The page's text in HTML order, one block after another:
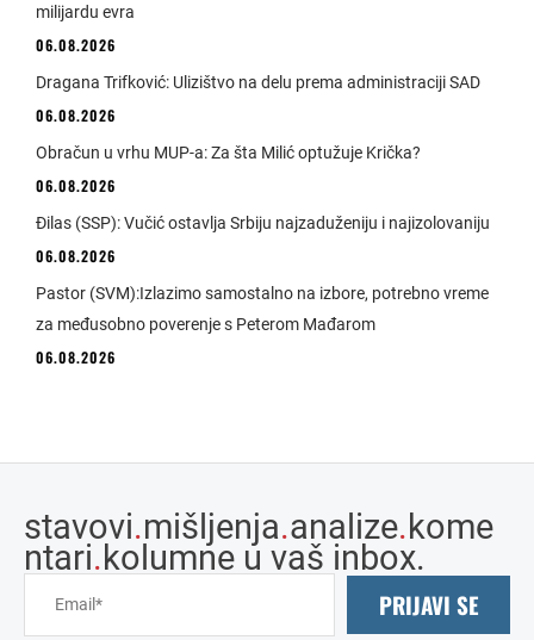
milijardu evra
06.08.2026
Dragana Trifković: Ulizištvo na delu prema administraciji SAD
06.08.2026
Obračun u vrhu MUP-a: Za šta Milić optužuje Krička?
06.08.2026
Đilas (SSP): Vučić ostavlja Srbiju najzaduženiju i najizolovaniju
06.08.2026
Pastor (SVM):Izlazimo samostalno na izbore, potrebno vreme
za međusobno poverenje s Peterom Mađarom
06.08.2026
stavovi.mišljenja.analize.kome
ntari.kolumne u vaš inbox.
PRIJAVI SE